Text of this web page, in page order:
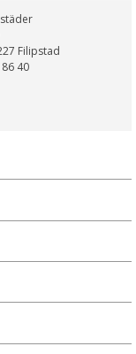
Filipstad
40